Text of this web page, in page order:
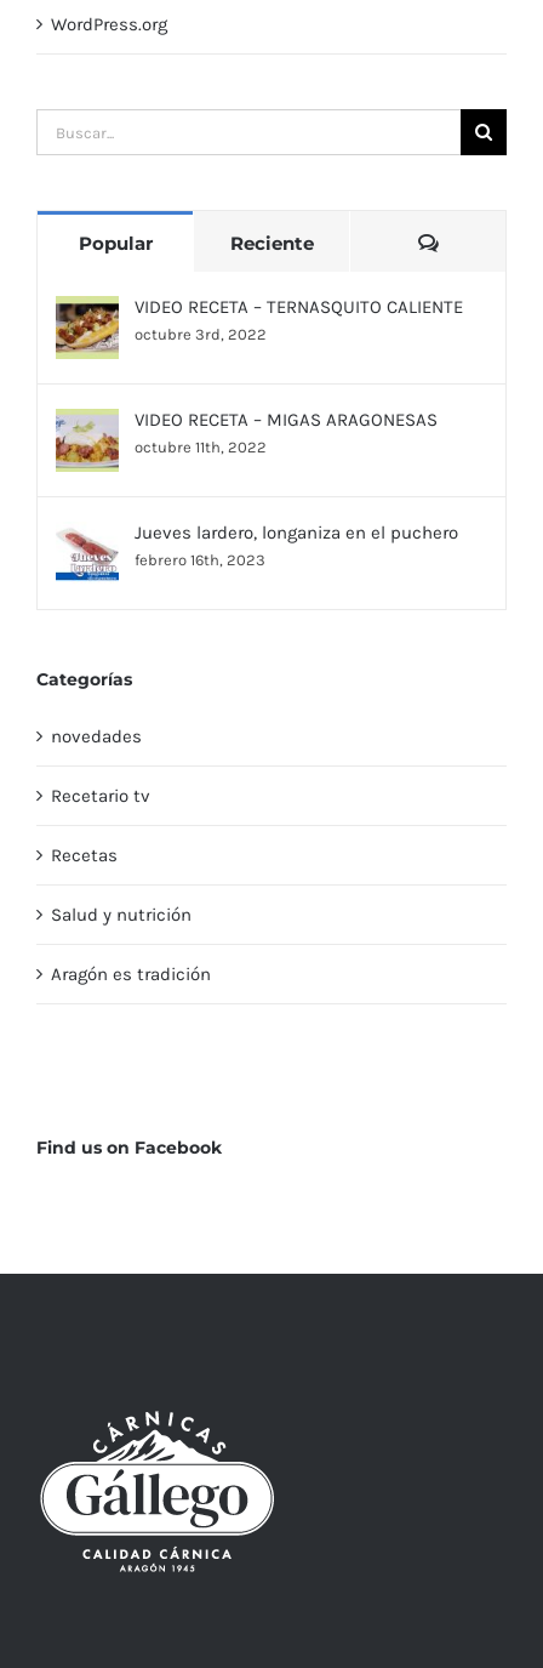
WordPress.org
Buscar:
Popular Reciente
VIDEO RECETA – TERNASQUITO CALIENTE
octubre 3rd, 2022
VIDEO RECETA – MIGAS ARAGONESAS
octubre 11th, 2022
Jueves lardero, longaniza en el puchero
febrero 16th, 2023
Categorías
novedades
Recetario tv
Recetas
Salud y nutrición
Aragón es tradición
Find us on Facebook